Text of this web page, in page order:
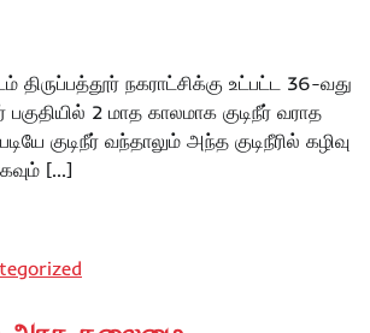
திருப்பத்தூர் நகராட்சிக்கு உட்பட்ட 36-வது
பகுதியில் 2 மாத காலமாக குடிநீர் வராத
குடிநீர் வந்தாலும் அந்த குடிநீரில் கழிவு
[…]